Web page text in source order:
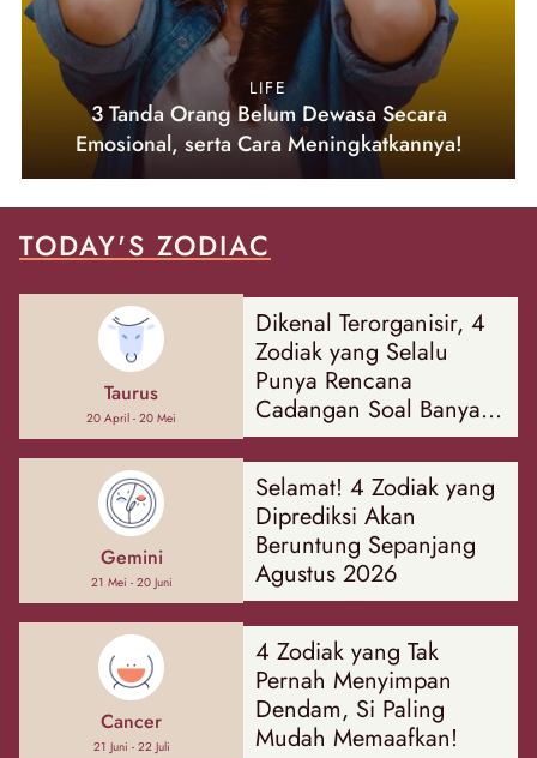
LIFE
3 Tanda Orang Belum Dewasa Secara
Emosional, serta Cara Meningkatkannya!
TODAY'S ZODIAC
Taurus
20 April - 20 Mei
Dikenal Terorganisir, 4
Zodiak yang Selalu
Punya Rencana
Cadangan Soal Banyak
Hal
Gemini
21 Mei - 20 Juni
Selamat! 4 Zodiak yang
Diprediksi Akan
Beruntung Sepanjang
Agustus 2026
Cancer
21 Juni - 22 Juli
4 Zodiak yang Tak
Pernah Menyimpan
Dendam, Si Paling
Mudah Memaafkan!